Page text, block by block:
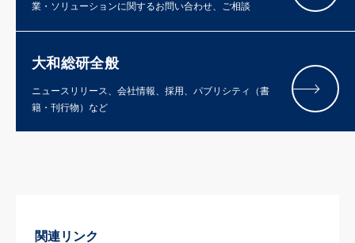
業・ソリューションに関するお問い合わせ、ご相談
大和総研全般
ニュースリリース、会社情報、採用、パブリシティ（書
籍・刊行物）など
関連リンク